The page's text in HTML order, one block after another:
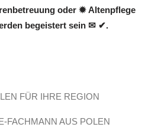
oder ✹ Altenpflege
begeistert sein ✉ ✔.
FÜR IHRE REGION
FACHMANN AUS POLEN